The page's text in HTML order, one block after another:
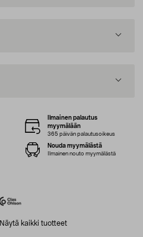
Näytä kaikki tuotteet
Ilmainen palautus
myymälään
365 päivän palautusoikeus
Nouda myymälästä
Ilmainen nouto myymälästä